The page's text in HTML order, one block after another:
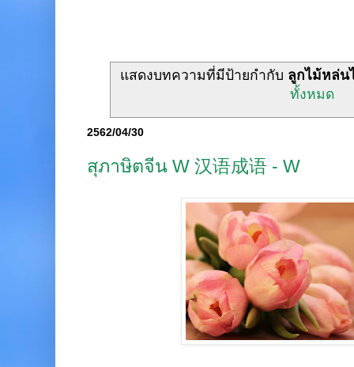
แสดงบทความที่มีป้ายกำกับ ลูกไม้หล่น
ทั้งหมด
2562/04/30
สุภาษิตจีน W 汉语成语 - W